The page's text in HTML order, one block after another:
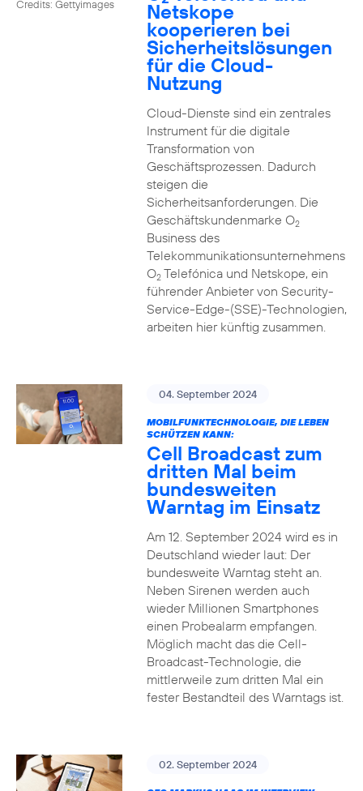
Credits: Gettyimages Netskope
kooperieren bei
Sicherheitslösungen
für die Cloud-
Nutzung
Cloud-Dienste sind ein zentrales
Instrument für die digitale
Transformation von
Geschäftsprozessen. Dadurch
steigen die
Sicherheitsanforderungen. Die
Geschäftskundenmarke O2
Business des
Telekommunikationsunternehmens
O2Telefónica und Netskope, ein
führender Anbieter von Security-
Service-Edge-(SSE)-Technologien,
arbeiten hier künftig zusammen.
04. September 2024
MOBILFUNKTECHNOLOGIE, DIE LEBEN
SCHÜTZEN KANN:
Cell Broadcast zum
dritten Mal beim
bundesweiten
Warntag im Einsatz
Am 12. September 2024 wird es in
Deutschland wieder laut: Der
bundesweite Warntag steht an.
Neben Sirenen werden auch
wieder Millionen Smartphones
einen Probealarm empfangen.
Möglich macht das die Cell-
Broadcast-Technologie, die
mittlerweile zum dritten Mal ein
fester Bestandteil des Warntags ist.
02. September 2024